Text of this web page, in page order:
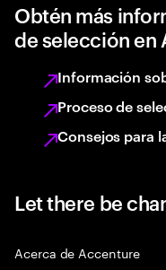
Obtén más
de selección en
Información
Proceso de
Consejos para
Let there be
Acerca de Accenture